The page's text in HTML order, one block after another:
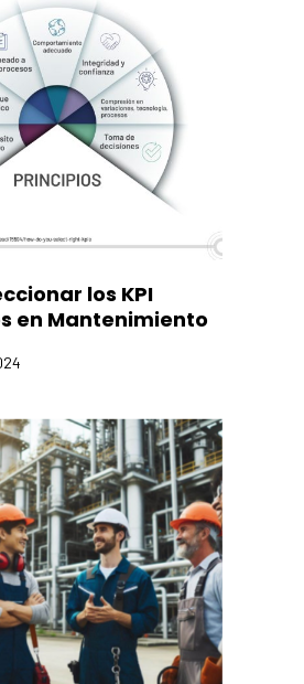
los KPI
en Mantenimiento